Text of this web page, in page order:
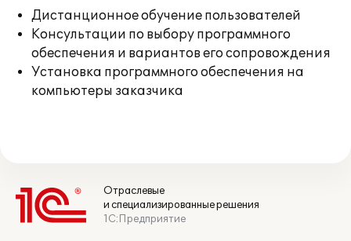
Дистанционное обучение пользователей
Консультации по выбору программного
обеспечения и вариантов его сопровождения
Установка программного обеспечения на
компьютеры заказчика
Отраслевые
и специализированные решения
1С:Предприятие